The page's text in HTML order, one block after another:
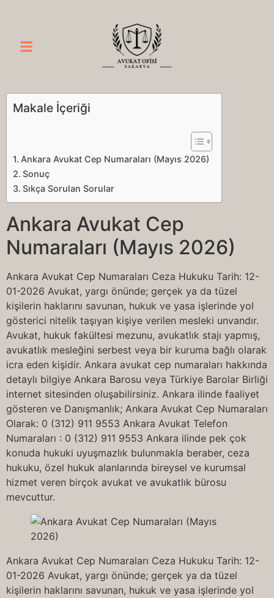
Makale İçeriği
Ankara Avukat Cep Numaraları (Mayıs 2026)
Sonuç
Sıkça Sorulan Sorular
Ankara Avukat Cep
Numaraları (Mayıs 2026)
Ankara Avukat Cep Numaraları Ceza Hukuku Tarih: 12-
01-2026 Avukat, yargı önünde; gerçek ya da tüzel
kişilerin haklarını savunan, hukuk ve yasa işlerinde yol
gösterici nitelik taşıyan kişiye verilen mesleki unvandır.
Avukat, hukuk fakültesi mezunu, avukatlık stajı yapmış,
avukatlık mesleğini serbest veya bir kuruma bağlı olarak
icra eden kişidir. Ankara avukat cep numaraları hakkında
detaylı bilgiye Ankara Barosu veya Türkiye Barolar Birliği
internet sitesinden oluşabilirsiniz. Ankara ilinde faaliyet
gösteren ve Danışmanlık; Ankara Avukat Cep Numaraları
Olarak: 0 (312) 911 9553 Ankara Avukat Telefon
Numaraları : 0 (312) 911 9553 Ankara ilinde pek çok
konuda hukuki uyuşmazlık bulunmakla beraber, ceza
hukuku, özel hukuk alanlarında bireysel ve kurumsal
hizmet veren birçok avukat ve avukatlık bürosu
mevcuttur.
Ankara Avukat Cep Numaraları Ceza Hukuku Tarih: 12-
01-2026 Avukat, yargı önünde; gerçek ya da tüzel
kişilerin haklarını savunan, hukuk ve yasa işlerinde yol